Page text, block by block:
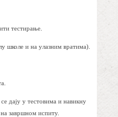
тестирање.
школе и на улазним вратима).
дају у тестовима и навикну
завршном испиту.